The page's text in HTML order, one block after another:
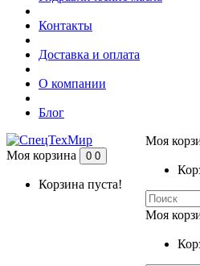
Контакты
Доставка и оплата
О компании
Блог
Моя
Моя
Моя корзина 0 0
Корзина пуста!